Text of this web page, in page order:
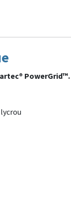
PowerGrid™.